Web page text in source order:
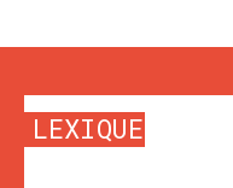
LEXIQUE